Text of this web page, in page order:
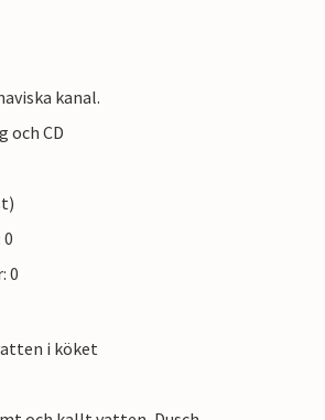
kanal.
och CD
0
i köket